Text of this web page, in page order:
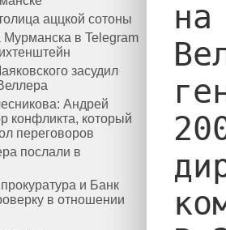
аццкой сотоны
в Telegram
засудил
Андрей
конфликта, который
переговоров
послали в
и Банк
в отношении